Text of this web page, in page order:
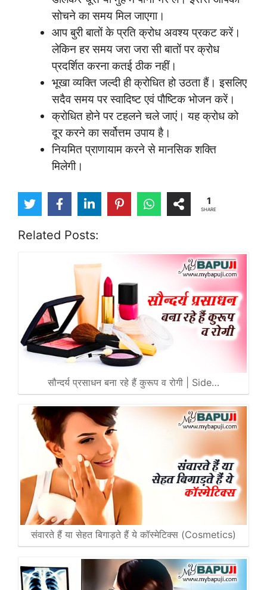
सोचने का समय मिल जाएगा।
आप बुरी बातों के प्रति क्रोध अवश्य प्रकट करें।
लेकिन हर समय जरा जरा सी बातों पर क्रोध
प्रदर्शित करना कतई ठीक नहीं।
भूखा व्यक्ति जल्दी ही क्रोधित हो उठता हैं। इसलिए
सदैव समय पर स्वादिष्ट एवं पौष्टिक भोजन करें।
क्रोधित होने पर टहलने चले जाएं। यह क्रोध को
दूर करने का सर्वोत्तम उपाय है।
नियमित प्राणायाम करने से मानसिक शक्ति
मिलेगी।
1
SHARE
Related Posts:
सौन्दर्य प्रसाधन बना रहे हैं कुरूप व रोगी | Side…
संवारते हैं या सेहत बिगाड़ते हैं ये कॉस्मेटिक्स (Cosmetics)